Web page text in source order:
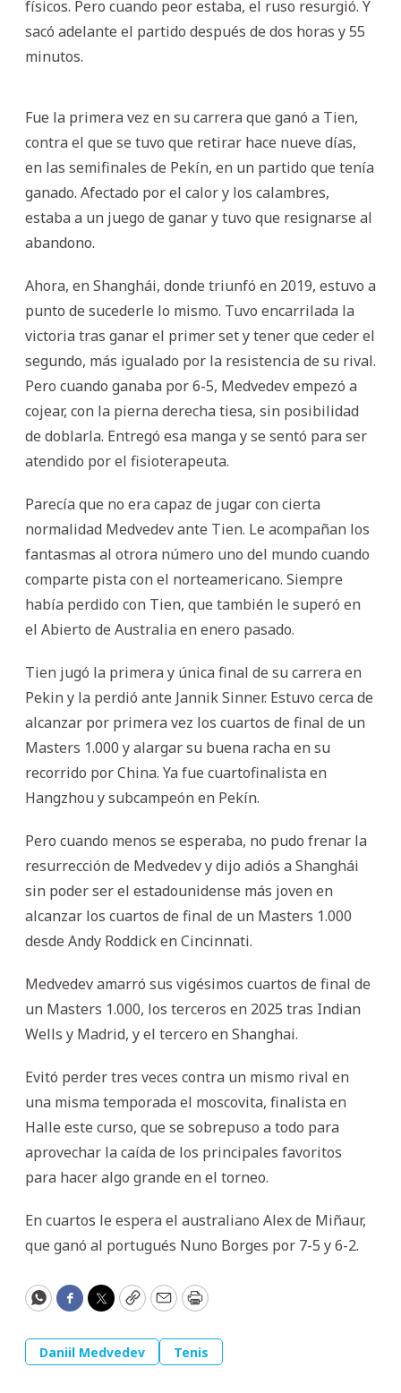
físicos. Pero cuando peor estaba, el ruso resurgió. Y
sacó adelante el partido después de dos horas y 55
minutos.
Fue la primera vez en su carrera que ganó a Tien,
contra el que se tuvo que retirar hace nueve días,
en las semifinales de Pekín, en un partido que tenía
ganado. Afectado por el calor y los calambres,
estaba a un juego de ganar y tuvo que resignarse al
abandono.
Ahora, en Shanghái, donde triunfó en 2019, estuvo a
punto de sucederle lo mismo. Tuvo encarrilada la
victoria tras ganar el primer set y tener que ceder el
segundo, más igualado por la resistencia de su rival.
Pero cuando ganaba por 6-5, Medvedev empezó a
cojear, con la pierna derecha tiesa, sin posibilidad
de doblarla. Entregó esa manga y se sentó para ser
atendido por el fisioterapeuta.
Parecía que no era capaz de jugar con cierta
normalidad Medvedev ante Tien. Le acompañan los
fantasmas al otrora número uno del mundo cuando
comparte pista con el norteamericano. Siempre
había perdido con Tien, que también le superó en
el Abierto de Australia en enero pasado.
Tien jugó la primera y única final de su carrera en
Pekin y la perdió ante Jannik Sinner. Estuvo cerca de
alcanzar por primera vez los cuartos de final de un
Masters 1.000 y alargar su buena racha en su
recorrido por China. Ya fue cuartofinalista en
Hangzhou y subcampeón en Pekín.
Pero cuando menos se esperaba, no pudo frenar la
resurrección de Medvedev y dijo adiós a Shanghái
sin poder ser el estadounidense más joven en
alcanzar los cuartos de final de un Masters 1.000
desde Andy Roddick en Cincinnati.
Medvedev amarró sus vigésimos cuartos de final de
un Masters 1.000, los terceros en 2025 tras Indian
Wells y Madrid, y el tercero en Shanghai.
Evitó perder tres veces contra un mismo rival en
una misma temporada el moscovita, finalista en
Halle este curso, que se sobrepuso a todo para
aprovechar la caída de los principales favoritos
para hacer algo grande en el torneo.
En cuartos le espera el australiano Alex de Miñaur,
que ganó al portugués Nuno Borges por 7-5 y 6-2.
WhatsApp
Facebook
Twitter
CopyEmailPrint
Daniil Medvedev Tenis